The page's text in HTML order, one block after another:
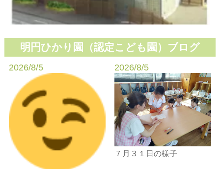
明円ひかり園 （認定こども園） ブログ
2026/8/5 2026/8/5
７月３１日の様子